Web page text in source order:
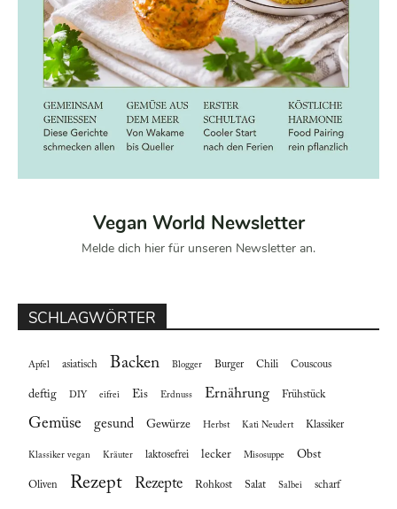
Vegan World Newsletter
Melde dich hier für unseren Newsletter an.
SCHLAGWÖRTER
Apfel asiatisch Backen Blogger Burger Chili Couscous
deftig DIY eifrei Eis Erdnuss Ernährung Frühstück
Gemüse gesund Gewürze Herbst Kati Neudert Klassiker
Klassiker vegan Kräuter laktosefrei lecker Misosuppe Obst
Oliven Rezept Rezepte Rohkost Salat Salbei scharf